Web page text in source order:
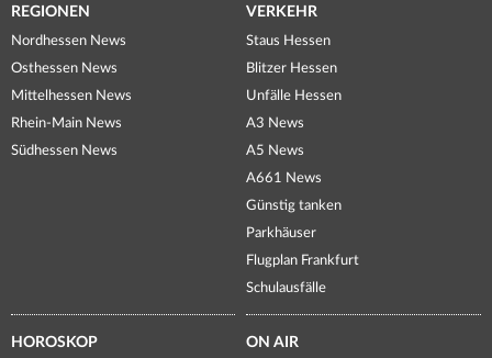
REGIONEN
Nordhessen News
Osthessen News
Mittelhessen News
Rhein-Main News
Südhessen News
VERKEHR
Staus Hessen
Blitzer Hessen
Unfälle Hessen
A3 News
A5 News
A661 News
Günstig tanken
Parkhäuser
Flugplan Frankfurt
Schulausfälle
HOROSKOP ON AIR